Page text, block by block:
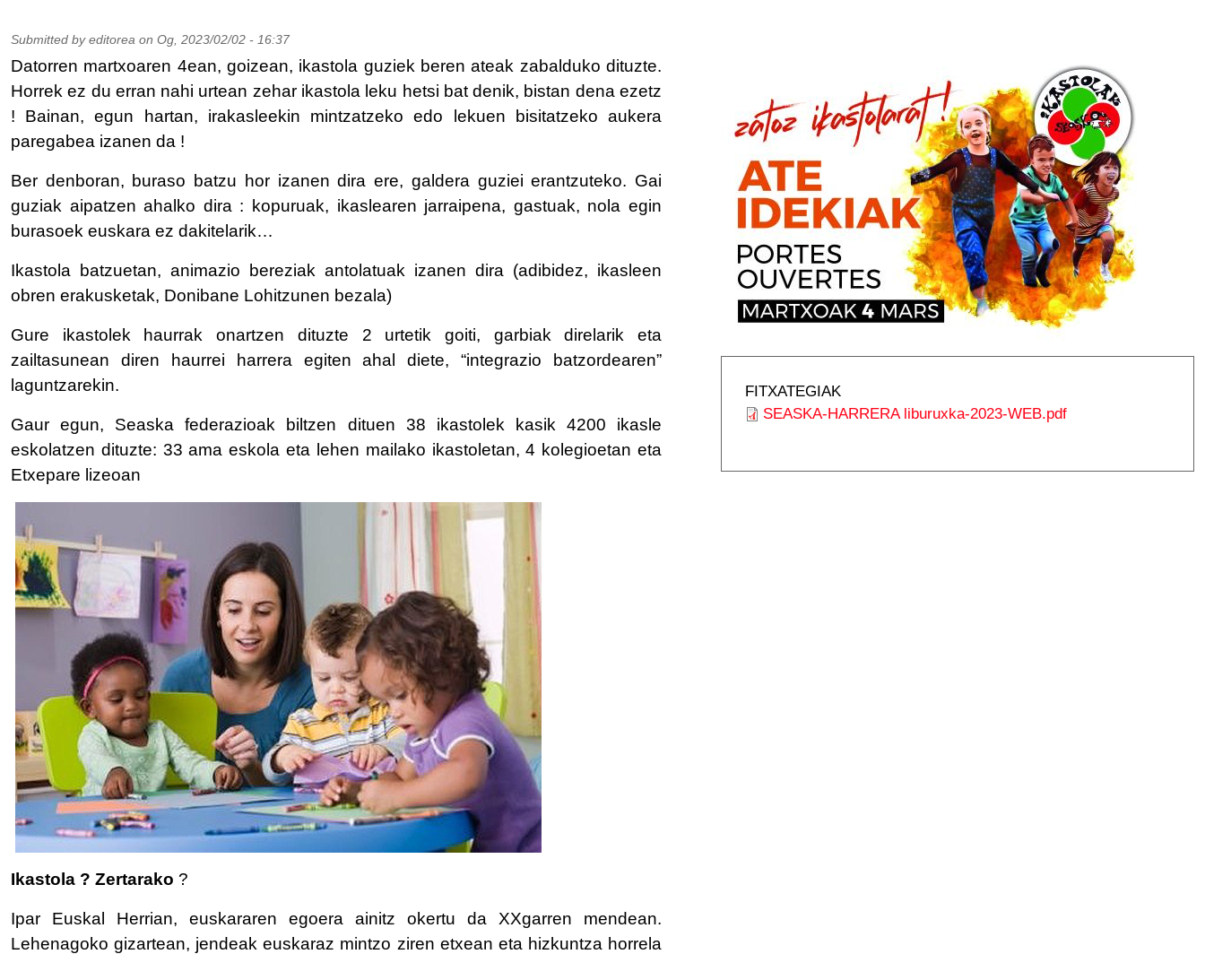
Submitted by editorea on Og, 2023/02/02 - 16:37
Datorren martxoaren 4ean, goizean, ikastola guziek beren ateak zabalduko dituzte.
Horrek ez du erran nahi urtean zehar ikastola leku hetsi bat denik, bistan dena ezetz
! Bainan, egun hartan, irakasleekin mintzatzeko edo lekuen bisitatzeko aukera
paregabea izanen da !
Ber denboran, buraso batzu hor izanen dira ere, galdera guziei erantzuteko. Gai
guziak aipatzen ahalko dira : kopuruak, ikaslearen jarraipena, gastuak, nola egin
burasoek euskara ez dakitelarik…
Ikastola batzuetan, animazio bereziak antolatuak izanen dira (adibidez, ikasleen
obren erakusketak, Donibane Lohitzunen bezala)
Gure ikastolek haurrak onartzen dituzte 2 urtetik goiti, garbiak direlarik eta
zailtasunean diren haurrei harrera egiten ahal diete, “integrazio batzordearen”
laguntzarekin.
Gaur egun, Seaska federazioak biltzen dituen 38 ikastolek kasik 4200 ikasle
eskolatzen dituzte: 33 ama eskola eta lehen mailako ikastoletan, 4 kolegioetan eta
Etxepare lizeoan
Ikastola ? Zertarako ?
Ipar Euskal Herrian, euskararen egoera ainitz okertu da XXgarren mendean.
Lehenagoko gizartean, jendeak euskaraz mintzo ziren etxean eta hizkuntza horrela
FITXATEGIAK
SEASKA-HARRERA liburuxka-2023-WEB.pdf